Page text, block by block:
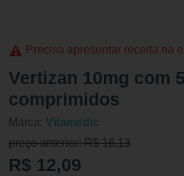
Precisa apresentar receita na
Vertizan 10mg com
comprimidos
Marca: Vitamedic
preço anterior: R$ 16,13
R$ 12,09